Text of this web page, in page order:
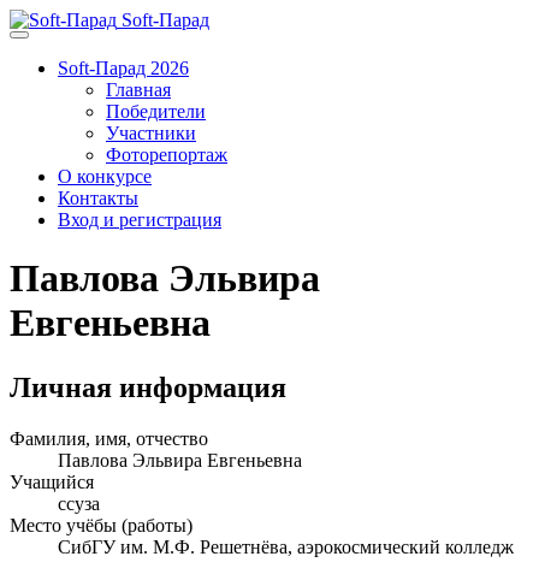
Soft-Парад
Soft-Парад 2026
Главная
Победители
Участники
Фоторепортаж
О конкурсе
Контакты
Вход и регистрация
Павлова Эльвира
Евгеньевна
Личная информация
Фамилия, имя, отчество
Павлова Эльвира Евгеньевна
Учащийся
ссуза
Место учёбы (работы)
СибГУ им. М.Ф. Решетнёва, аэрокосмический колледж